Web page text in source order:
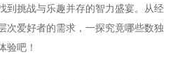
到挑战与乐趣并存的智力盛宴。从经
次爱好者的需求，一探究竟哪些数独
验吧！